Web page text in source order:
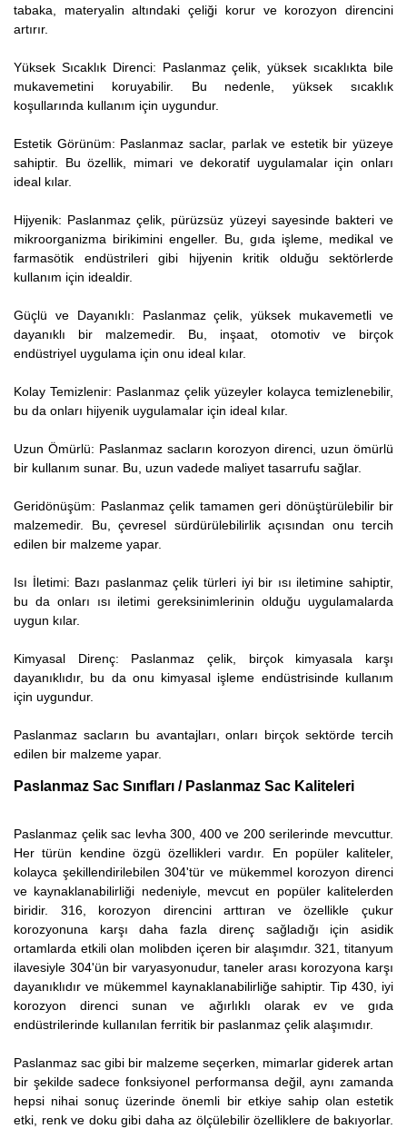
tabaka, materyalin altındaki çeliği korur ve korozyon direncini
artırır.
Yüksek Sıcaklık Direnci: Paslanmaz çelik, yüksek sıcaklıkta bile
mukavemetini koruyabilir. Bu nedenle, yüksek sıcaklık
koşullarında kullanım için uygundur.
Estetik Görünüm: Paslanmaz saclar, parlak ve estetik bir yüzeye
sahiptir. Bu özellik, mimari ve dekoratif uygulamalar için onları
ideal kılar.
Hijyenik: Paslanmaz çelik, pürüzsüz yüzeyi sayesinde bakteri ve
mikroorganizma birikimini engeller. Bu, gıda işleme, medikal ve
farmasötik endüstrileri gibi hijyenin kritik olduğu sektörlerde
kullanım için idealdir.
Güçlü ve Dayanıklı: Paslanmaz çelik, yüksek mukavemetli ve
dayanıklı bir malzemedir. Bu, inşaat, otomotiv ve birçok
endüstriyel uygulama için onu ideal kılar.
Kolay Temizlenir: Paslanmaz çelik yüzeyler kolayca temizlenebilir,
bu da onları hijyenik uygulamalar için ideal kılar.
Uzun Ömürlü: Paslanmaz sacların korozyon direnci, uzun ömürlü
bir kullanım sunar. Bu, uzun vadede maliyet tasarrufu sağlar.
Geridönüşüm: Paslanmaz çelik tamamen geri dönüştürülebilir bir
malzemedir. Bu, çevresel sürdürülebilirlik açısından onu tercih
edilen bir malzeme yapar.
Isı İletimi: Bazı paslanmaz çelik türleri iyi bir ısı iletimine sahiptir,
bu da onları ısı iletimi gereksinimlerinin olduğu uygulamalarda
uygun kılar.
Kimyasal Direnç: Paslanmaz çelik, birçok kimyasala karşı
dayanıklıdır, bu da onu kimyasal işleme endüstrisinde kullanım
için uygundur.
Paslanmaz sacların bu avantajları, onları birçok sektörde tercih
edilen bir malzeme yapar.
Paslanmaz Sac Sınıfları / Paslanmaz Sac Kaliteleri
Paslanmaz çelik sac levha 300, 400 ve 200 serilerinde mevcuttur.
Her türün kendine özgü özellikleri vardır. En popüler kaliteler,
kolayca şekillendirilebilen 304'tür ve mükemmel korozyon direnci
ve kaynaklanabilirliği nedeniyle, mevcut en popüler kalitelerden
biridir. 316, korozyon direncini arttıran ve özellikle çukur
korozyonuna karşı daha fazla direnç sağladığı için asidik
ortamlarda etkili olan molibden içeren bir alaşımdır. 321, titanyum
ilavesiyle 304'ün bir varyasyonudur, taneler arası korozyona karşı
dayanıklıdır ve mükemmel kaynaklanabilirliğe sahiptir. Tip 430, iyi
korozyon direnci sunan ve ağırlıklı olarak ev ve gıda
endüstrilerinde kullanılan ferritik bir paslanmaz çelik alaşımıdır.
Paslanmaz sac gibi bir malzeme seçerken, mimarlar giderek artan
bir şekilde sadece fonksiyonel performansa değil, aynı zamanda
hepsi nihai sonuç üzerinde önemli bir etkiye sahip olan estetik
etki, renk ve doku gibi daha az ölçülebilir özelliklere de bakıyorlar.